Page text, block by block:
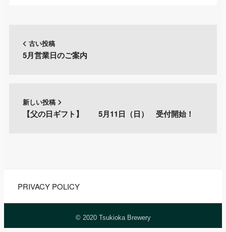
古い投稿
5月営業日のご案内
新しい投稿
【父の日ギフト】 5月11日（日） 受付開始！
PRIVACY POLICY
© 2020 Tsukioka Brewery